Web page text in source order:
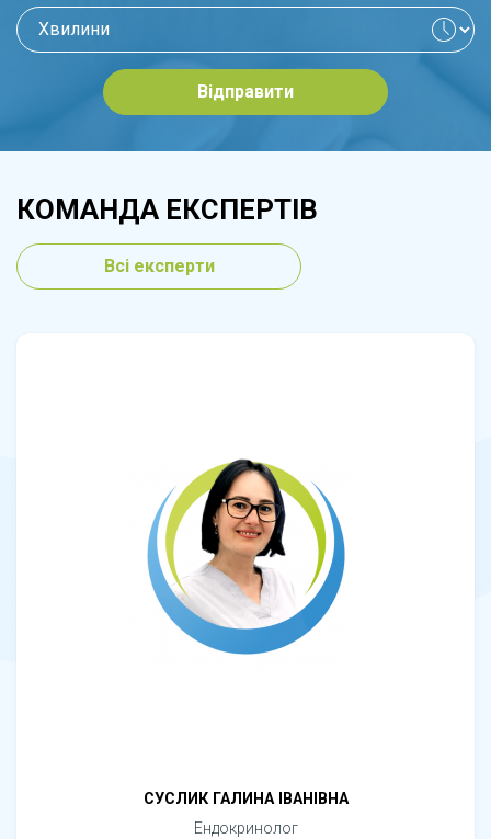
Відправити
КОМАНДА ЕКСПЕРТІВ
Всі експерти
СУСЛИК ГАЛИНА ІВАНІВНА
Ендокринолог